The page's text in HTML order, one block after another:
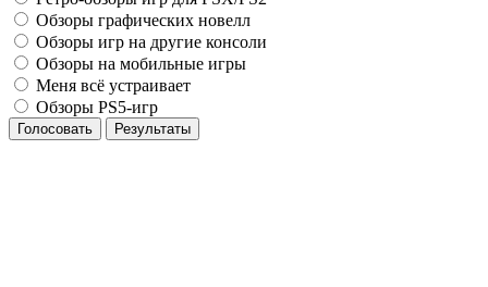
Обзоры графических новелл
Обзоры игр на другие консоли
Обзоры на мобильные игры
Меня всё устраивает
Обзоры PS5-игр
Голосовать Результаты